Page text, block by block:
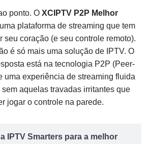
ponto. O XCIPTV P2P Melhor
plataforma de streaming que tem
seu coração (e seu controle remoto).
é só mais uma solução de IPTV. O
está na tecnologia P2P (Peer-
uma experiência de streaming fluida
aquelas travadas irritantes que
jogar o controle na parede.
IPTV Smarters para a melhor